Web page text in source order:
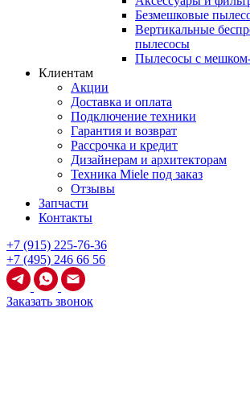
Безмешковые
Вертикальные
пылесосы
Пылесосы с
Клиентам
Акции
Доставка и оплата
Подключение техники
Гарантия и возврат
Рассрочка и кредит
Дизайнерам и архитекторам
Техника Miele под заказ
Отзывы
Запчасти
Контакты
+7 (915) 225-76-36
+7 (495) 246 66 56
Заказать звонок